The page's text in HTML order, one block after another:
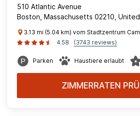
510 Atlantic Avenue
Boston, Massachusetts 02210,
3.13 mi (5.04 km) vom Stadtzentrum
4.58
(3743 reviews)
Parken Haustiere erlaubt
ZIMMERRATEN